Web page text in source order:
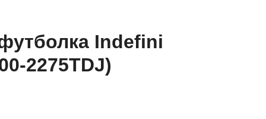
Indefini
2275TDJ)